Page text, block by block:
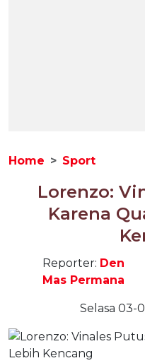
Home Sport
Lorenzo:
Karena
Reporter: Den
Mas Permana
Selasa 03-